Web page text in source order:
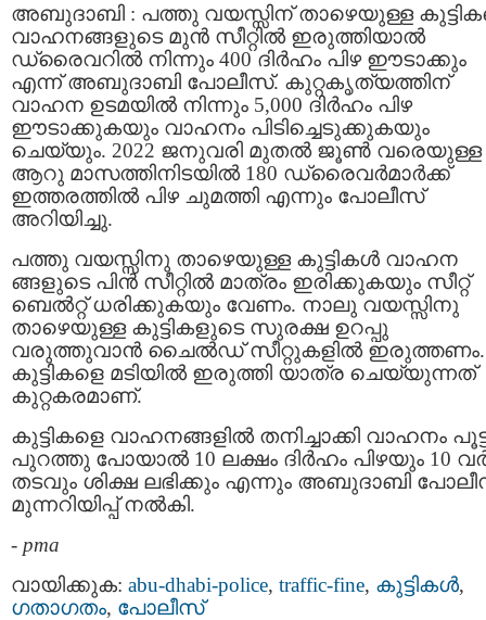
അബുദാബി : പത്തു വയസ്സിന് താഴെയുള്ള
വാഹനങ്ങളുടെ മുൻ സീറ്റില്‍ ഇരുത്തിയാൽ
ഡ്രൈവറിൽ നിന്നും 400 ദിർഹം പിഴ ഈടാക്കും
എന്ന് അബുദാബി പോലീസ്. കുറ്റകൃത്യത്തിന്
വാഹന ഉടമയിൽ നിന്നും 5,000 ദിർഹം പിഴ
ഈടാക്കുകയും വാഹനം പിടിച്ചെടുക്കുകയും
ചെയ്യും. 2022 ജനുവരി മുതല്‍ ജൂണ്‍ വരെയുള്ള
ആറു മാസത്തിനിടയിൽ 180 ഡ്രൈവർമാർക്ക്
ഇത്തരത്തിൽ പിഴ ചുമത്തി എന്നും പോലീസ്
അറിയിച്ചു.
പത്തു വയസ്സിനു താഴെയുള്ള കുട്ടികൾ വാഹന
ങ്ങളുടെ പിൻ സീറ്റിൽ മാത്രം ഇരിക്കുകയും സീറ്റ്
ബെൽറ്റ് ധരിക്കുകയും വേണം. നാലു വയസ്സിനു
താഴെയുള്ള കുട്ടികളുടെ സുരക്ഷ ഉറപ്പു
വരുത്തുവാന്‍ ചൈൽഡ് സീറ്റുകളിൽ ഇരുത്തണം.
കുട്ടികളെ മടിയില്‍ ഇരുത്തി യാത്ര ചെയ്യുന്നത്
കുറ്റകരമാണ്.
കുട്ടികളെ വാഹനങ്ങളിൽ തനിച്ചാക്കി വാഹനം
പുറത്തു പോയാൽ 10 ലക്ഷം ദിർഹം പിഴയും 10
തടവും ശിക്ഷ ലഭിക്കും എന്നും അബുദാബി
മുന്നറിയിപ്പ് നൽകി.
- pma
വായിക്കുക: abu-dhabi-police, traffic-fine, കുട്ടികള്‍,
ഗതാഗതം, പോലീസ്